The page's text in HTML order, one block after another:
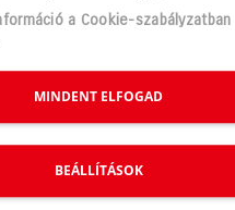
a Cookie-szabályzatban
BEÁLLÍTÁSOK
MINDENT ELFOGAD